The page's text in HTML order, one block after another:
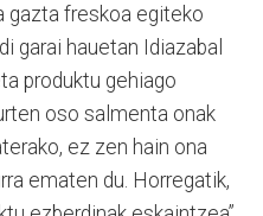
gazta freskoa egiteko
garai hauetan Idiazabal
produktu gehiago
oso salmenta onak
ez zen hain ona
ematen du. Horregatik,